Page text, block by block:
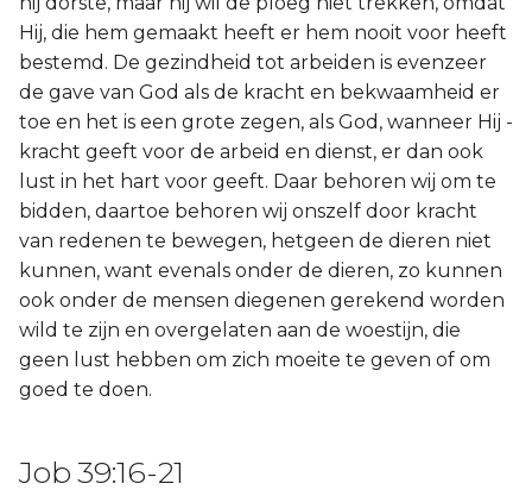
Hij, die hem gemaakt heeft er hem nooit voor heeft
bestemd. De gezindheid tot arbeiden is evenzeer
de gave van God als de kracht en bekwaamheid er
toe en het is een grote zegen, als God, wanneer Hij -
kracht geeft voor de arbeid en dienst, er dan ook
lust in het hart voor geeft. Daar behoren wij om te
bidden, daartoe behoren wij onszelf door kracht
van redenen te bewegen, hetgeen de dieren niet
kunnen, want evenals onder de dieren, zo kunnen
ook onder de mensen diegenen gerekend worden
wild te zijn en overgelaten aan de woestijn, die
geen lust hebben om zich moeite te geven of om
goed te doen.
Job 39:16-21